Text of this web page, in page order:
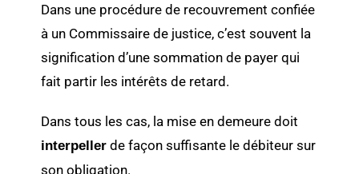
Dans une procédure de recouvrement confiée
à un Commissaire de justice, c’est souvent la
signification d’une sommation de payer qui
fait partir les intérêts de retard.
Dans tous les cas, la mise en demeure doit
interpeller de façon suffisante le débiteur sur
son obligation.